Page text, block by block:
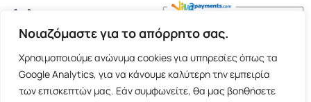
Νοιαζόμαστε για το απόρρητο σας.
Χρησιμοποιούμε ανώνυμα cookies για υπηρεσίες όπως τα
Google Analytics, για να κάνουμε καλύτερη την εμπειρία
των επισκεπτών μας. Εάν συμφωνείτε, θα μας βοηθήσετε
Copyright 2026 ©Εκδοτικός Οίκος Α.Α. Λιβάνη| All rights
reserved.
Σόλωνος 98, 10680 Αθήνα | Τ:2103661200- F: 2103617791